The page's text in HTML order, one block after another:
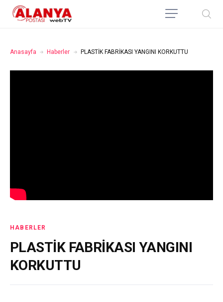
Anasayfa Haberler PLASTİK FABRİKASI YANGINI KORKUTTU
HABERLER
PLASTİK FABRİKASI YANGINI
KORKUTTU